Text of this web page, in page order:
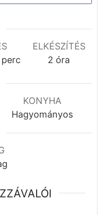
perc
ELKÉSZÍTÉS
2 hours
óra
KONYHA
Hagyományos